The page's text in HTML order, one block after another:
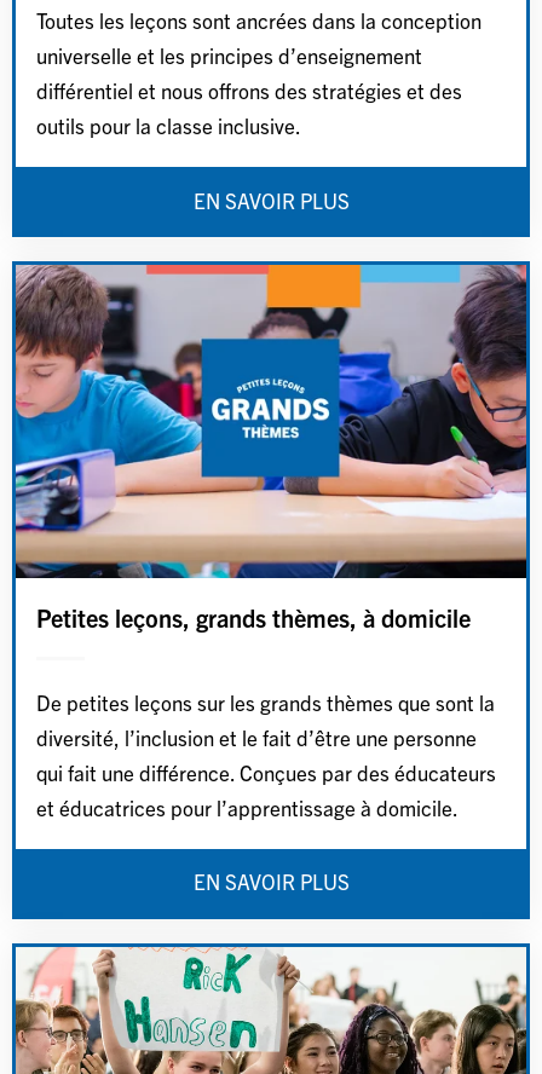
Toutes les leçons sont ancrées dans la conception
universelle et les principes d’enseignement
différentiel et nous offrons des stratégies et des
outils pour la classe inclusive.
EN SAVOIR PLUS
Petites leçons, grands thèmes, à domicile
De petites leçons sur les grands thèmes que sont la
diversité, l’inclusion et le fait d’être une personne
qui fait une différence. Conçues par des éducateurs
et éducatrices pour l’apprentissage à domicile.
EN SAVOIR PLUS